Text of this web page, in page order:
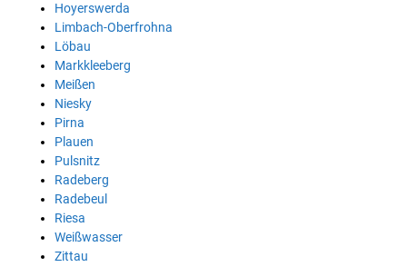
Hoyerswerda
Limbach-Oberfrohna
Löbau
Markkleeberg
Meißen
Niesky
Pirna
Plauen
Pulsnitz
Radeberg
Radebeul
Riesa
Weißwasser
Zittau